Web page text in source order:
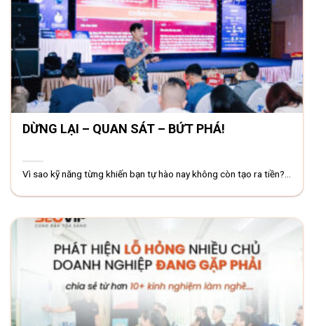
DỪNG LẠI – QUAN SÁT – BỨT PHÁ!
Vì sao kỹ năng từng khiến bạn tự hào nay không còn tạo ra tiền?...